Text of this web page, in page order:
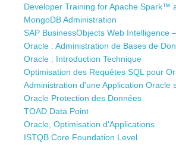
Developer Training for Apache Spark™
MongoDB Administration
SAP BusinessObjects Web Intelligence
Oracle : Administration de Bases de
Oracle : Introduction Technique
Optimisation des Requêtes SQL pour
Administration d'une Application Oracle
Oracle Protection des Données
TOAD Data Point
Oracle, Optimisation d'Applications
ISTQB Core Foundation Level